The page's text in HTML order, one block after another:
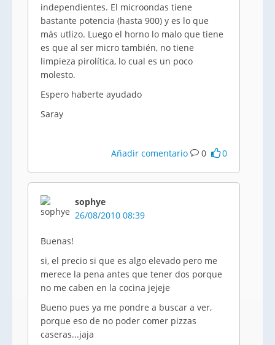
independientes. El microondas tiene
bastante potencia (hasta 900) y es lo que
más utlizo. Luego el horno lo malo que tiene
es que al ser micro también, no tiene
limpieza pirolítica, lo cual es un poco
molesto.
Espero haberte ayudado
Saray
Añadir comentario 0 0
sophye
26/08/2010 08:39
Buenas!
si, el precio si que es algo elevado pero me
merece la pena antes que tener dos porque
no me caben en la cocina jejeje
Bueno pues ya me pondre a buscar a ver,
porque eso de no poder comer pizzas
caseras...jaja